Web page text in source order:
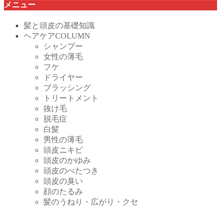
メニュー
髪と頭皮の基礎知識
ヘアケアCOLUMN
シャンプー
女性の薄毛
フケ
ドライヤー
ブラッシング
トリートメント
抜け毛
脱毛症
白髪
男性の薄毛
頭皮ニキビ
頭皮のかゆみ
頭皮のべたつき
頭皮の臭い
顔のたるみ
髪のうねり・広がり・クセ